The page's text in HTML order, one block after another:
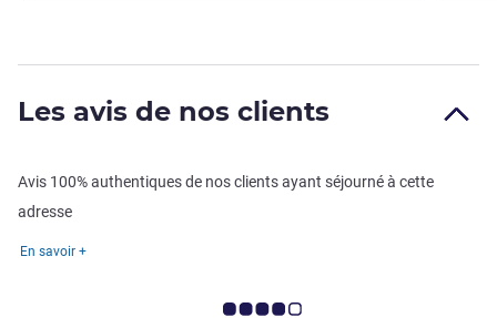
Les avis de nos clients
Avis 100% authentiques de nos clients ayant séjourné à cette
adresse
En savoir +